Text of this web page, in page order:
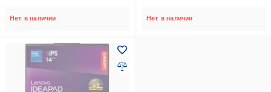
Нет в наличии Нет в наличии